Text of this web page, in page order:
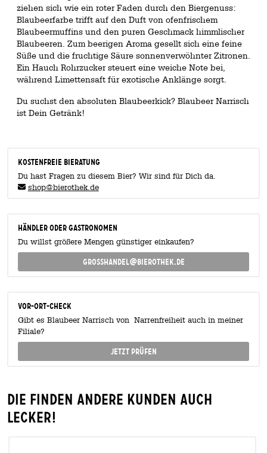
ziehen sich wie ein roter Faden durch den Biergenuss:
Blaubeerfarbe trifft auf den Duft von ofenfrischem
Blaubeermuffins und den puren Geschmack himmlischer
Blaubeeren. Zum beerigen Aroma gesellt sich eine feine
Süße und die fruchtige Säure sonnenverwöhnter Zitronen.
Ein Hauch Rohrzucker steuert eine weiche Note bei,
während Limettensaft für exotische Anklänge sorgt.
Du suchst den absoluten Blaubeerkick? Blaubeer Narrisch
ist Dein Getränk!
KOSTENFREIE BIERATUNG
Du hast Fragen zu diesem Bier? Wir sind für Dich da.
shop@bierothek.de
Händler oder Gastronomen
Du willst größere Mengen günstiger einkaufen?
grosshandel@bierothek.de
Vor-Ort-Check
Gibt es Blaubeer Narrisch von Narrenfreiheit auch in meiner
Filiale?
Jetzt prüfen
Die finden andere Kunden auch
lecker!